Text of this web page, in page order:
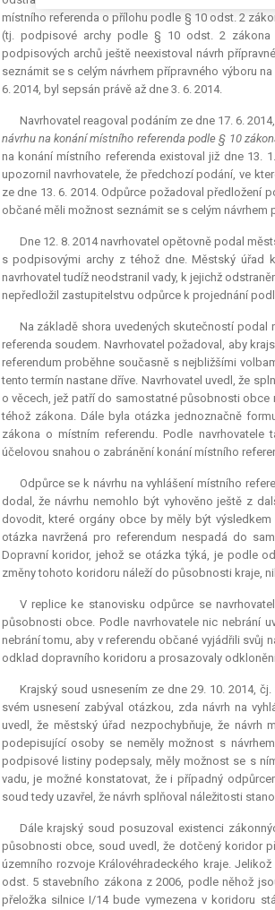
místního referenda o přílohu podle § 10 odst. 2
(tj. podpisové archy podle § 10 odst. 2 zákona
podpisových archů ještě neexistoval návrh
seznámit se s celým návrhem přípravného výboru
6. 2014, byl sepsán právě až dne 3. 6. 2014.
Navrhovatel reagoval podáním ze dne 17. 6.
návrhu na konání místního referenda podle § 10
na konání místního referenda existoval již dne 13.
upozornil navrhovatele, že předchozí podání, ve
ze dne 13. 6. 2014. Odpůrce požadoval předložení
občané měli možnost seznámit se s celým
Dne 12. 8. 2014 navrhovatel opětovně podal
s podpisovými archy z téhož dne. Městský úřad
navrhovatel tudíž neodstranil vady, k jejichž
nepředložil zastupitelstvu odpůrce k projednání
Na základě shora uvedených skutečností podal
referenda soudem. Navrhovatel požadoval, aby
referendum proběhne současně s nejbližšími
tento termín nastane dříve. Navrhovatel uvedl, že
o věcech, jež patří do samostatné působnosti
téhož zákona. Dále byla otázka jednoznačně
zákona o místním referendu. Podle
účelovou snahou o zabránění konání místního
Odpůrce se k návrhu na vyhlášení místního
dodal, že návrhu nemohlo být vyhověno ještě z
dovodit, které orgány obce by měly být
otázka navržená proreferendum nespadá do
Dopravní koridor, jehož se otázka týká, je podle
změny tohoto koridoru náleží do působnosti kraje,
V replice ke stanovisku odpůrce se
působnosti obce. Podle navrhovatele nic nebrání
nebrání tomu, aby v referendu občané vyjádřili svůj
odklad dopravního koridoru a prosazovaly
Krajský soud usnesením ze dne 29. 10. 2014,
svém usnesení zabýval otázkou, zda návrh na
uvedl, že městský úřad nezpochybňuje, že návrh
podepisující osoby se neměly možnost s
podpisové listiny podepsaly, měly možnost se s
vadu, je možné konstatovat, že i případný
soud tedy uzavřel, že návrh splňoval náležitosti
Dále krajský soud posuzoval existenci
působnosti obce, soud uvedl, že dotčený koridor
územního rozvoje Královéhradeckého kraje.
odst. 5 stavebního zákona z 2006, podle něhož
přeložka silnice I/14 bude vymezena v koridoru